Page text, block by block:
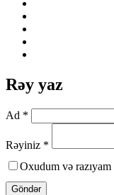
Rəy yaz
Ad *
Rəyiniz *
Oxudum və razıyam
Göndər